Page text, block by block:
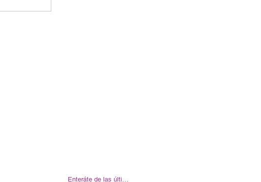
Enteráte de las últimas noticias